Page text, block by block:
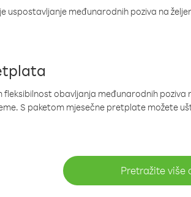
uspostavljanje međunarodnih poziva na
obavljanja međunarodnih poziva
S paketom mjesečne pretplate možete
Pretražite više